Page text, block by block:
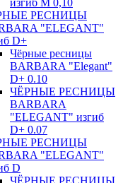
изгиб М 0,10
РЕСНИЦЫ
"ELEGANT"
D+
Чёрные ресницы
BARBARA "Elegant"
D+ 0.10
ЧЁРНЫЕ РЕСНИЦЫ
BARBARA
"ELEGANT" изгиб
D+ 0.07
РЕСНИЦЫ
"ELEGANT"
D